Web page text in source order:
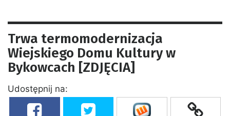
Trwa termomodernizacja
Wiejskiego Domu Kultury w
Bykowcach [ZDJĘCIA]
Udostępnij na: